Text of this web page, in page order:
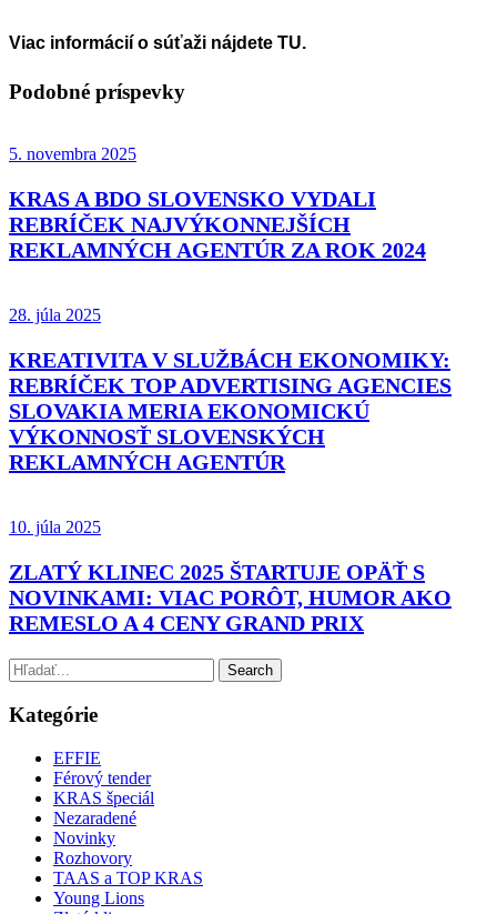
Viac informácií o súťaži nájdete TU.
Podobné príspevky
5. novembra 2025
KRAS A BDO SLOVENSKO VYDALI
REBRÍČEK NAJVÝKONNEJŠÍCH
REKLAMNÝCH AGENTÚR ZA ROK 2024
28. júla 2025
KREATIVITA V SLUŽBÁCH EKONOMIKY:
REBRÍČEK TOP ADVERTISING AGENCIES
SLOVAKIA MERIA EKONOMICKÚ
VÝKONNOSŤ SLOVENSKÝCH
REKLAMNÝCH AGENTÚR
10. júla 2025
ZLATÝ KLINEC 2025 ŠTARTUJE OPÄŤ S
NOVINKAMI: VIAC PORÔT, HUMOR AKO
REMESLO A 4 CENY GRAND PRIX
Kategórie
EFFIE
Férový tender
KRAS špeciál
Nezaradené
Novinky
Rozhovory
TAAS a TOP KRAS
Young Lions